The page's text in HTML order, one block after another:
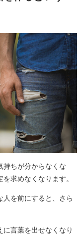
持ちが分からなくな
求めなくなります。
人を前にすると、さら
に言葉を出せなくなり